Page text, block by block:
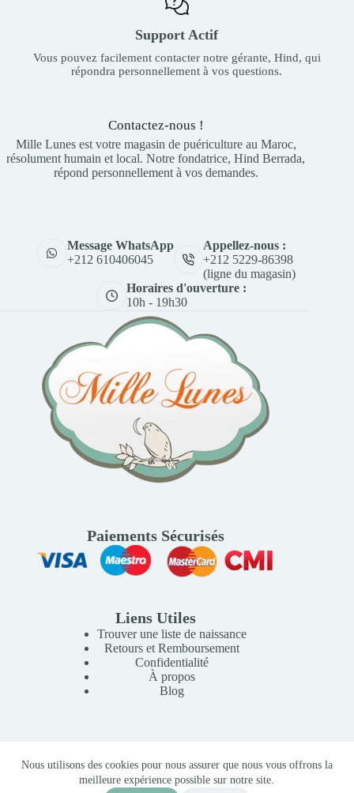
Nous utilisons des cookies pour nous assurer que nous vous offrons la
meilleure expérience possible sur notre site.
Support Actif
Vous pouvez facilement contacter notre gérante, Hind, qui
répondra personnellement à vos questions.
Contactez-nous !
Mille Lunes est votre magasin de puériculture au Maroc,
résolument humain et local. Notre fondatrice, Hind Berrada,
répond personnellement à vos demandes.
Message WhatsApp
+212 610406045
Appellez-nous :
+212 5229-86398
(ligne du magasin)
Horaires d'ouverture :
10h - 19h30
Paiements Sécurisés
Liens Utiles
Trouver une liste de naissance
Retours et Remboursement
Confidentialité
À propos
Blog
Copyright © 2026 Mille Lunes - Création du site :
Baptiste
-Conditions Générales de Vente